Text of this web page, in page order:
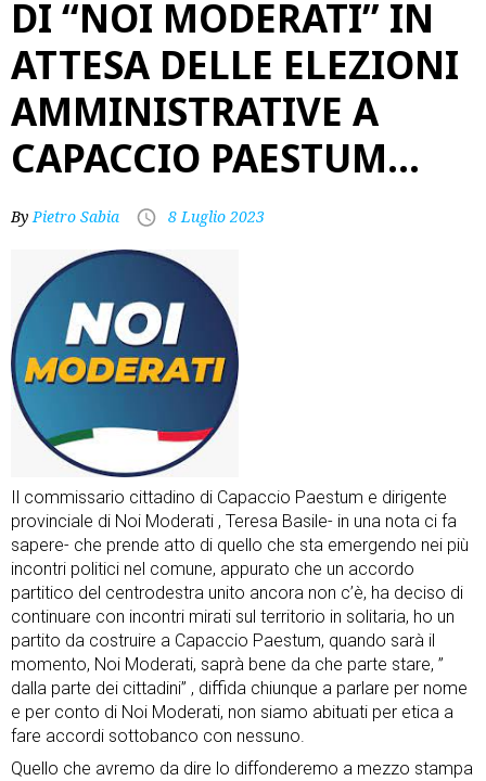
DI “NOI MODERATI” IN
ATTESA DELLE ELEZIONI
AMMINISTRATIVE A
CAPACCIO PAESTUM…
ByPietro Sabia 8 Luglio 2023
Il commissario cittadino di Capaccio Paestum e dirigente
provinciale di Noi Moderati , Teresa Basile- in una nota ci fa
sapere- che prende atto di quello che sta emergendo nei più
incontri politici nel comune, appurato che un accordo
partitico del centrodestra unito ancora non c’è, ha deciso di
continuare con incontri mirati sul territorio in solitaria, ho un
partito da costruire a Capaccio Paestum, quando sarà il
momento, Noi Moderati, saprà bene da che parte stare, ”
dalla parte dei cittadini” , diffida chiunque a parlare per nome
e per conto di Noi Moderati, non siamo abituati per etica a
fare accordi sottobanco con nessuno.
Quello che avremo da dire lo diffonderemo a mezzo stampa